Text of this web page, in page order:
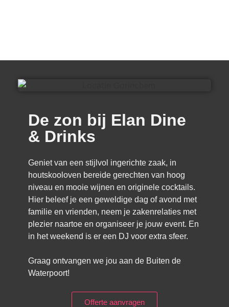
De zon bij Elan Dine
& Drinks
Geniet van een stijlvol ingerichte zaak, in
houtskooloven bereide gerechten van hoog
niveau en mooie wijnen en originele cocktails.
Hier beleef je een geweldige dag of avond met
familie en vrienden, neem je zakenrelaties met
plezier naartoe en organiseer je jouw event. En
in het weekend is er een DJ voor extra sfeer.
Graag ontvangen we jou aan de Buiten de
Waterpoort!
Offerte aanvragen